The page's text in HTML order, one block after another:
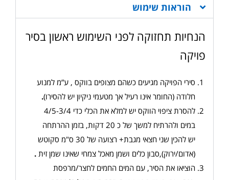
הוראות שימוש
הנחיות תחזוקה לפני השימוש ראשון בסיר
פויקה
סירי הפויקה מגיעים כשהם מצופים בווקס , ע”מ למנוע
חלודה (החומר אינו רעיל אך מטעמי ניקיון יש להסירו).
להסרת ציפוי הווקס יש למלא את הכלי כדי 4/5-3/4
במים ולהרתיח למשך של כ 20 דקות, בזמן ההרתחה
יש להכין שני חצאי מגבת+ רצועה של 30 ס"מ סקוטש
(אדום/ירוק),סבון כלים ושמן מאכל צמחי שאינו שמן זית .
הוציאו את הסיר, עם המים החמים לחצר/מרפסת